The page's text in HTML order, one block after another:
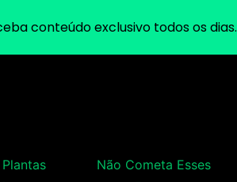
Não Cometa Esses
conteúdo exclusivo todos os dias.